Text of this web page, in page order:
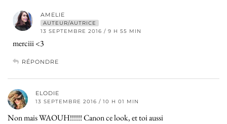
AMELIE
AUTEUR/AUTRICE
13 SEPTEMBRE 2016 / 9 H 55 MIN
merciii <3
RÉPONDRE
ELODIE
13 SEPTEMBRE 2016 / 10 H 01 MIN
Non mais WAOUH!!!!!! Canon ce look, et toi aussi